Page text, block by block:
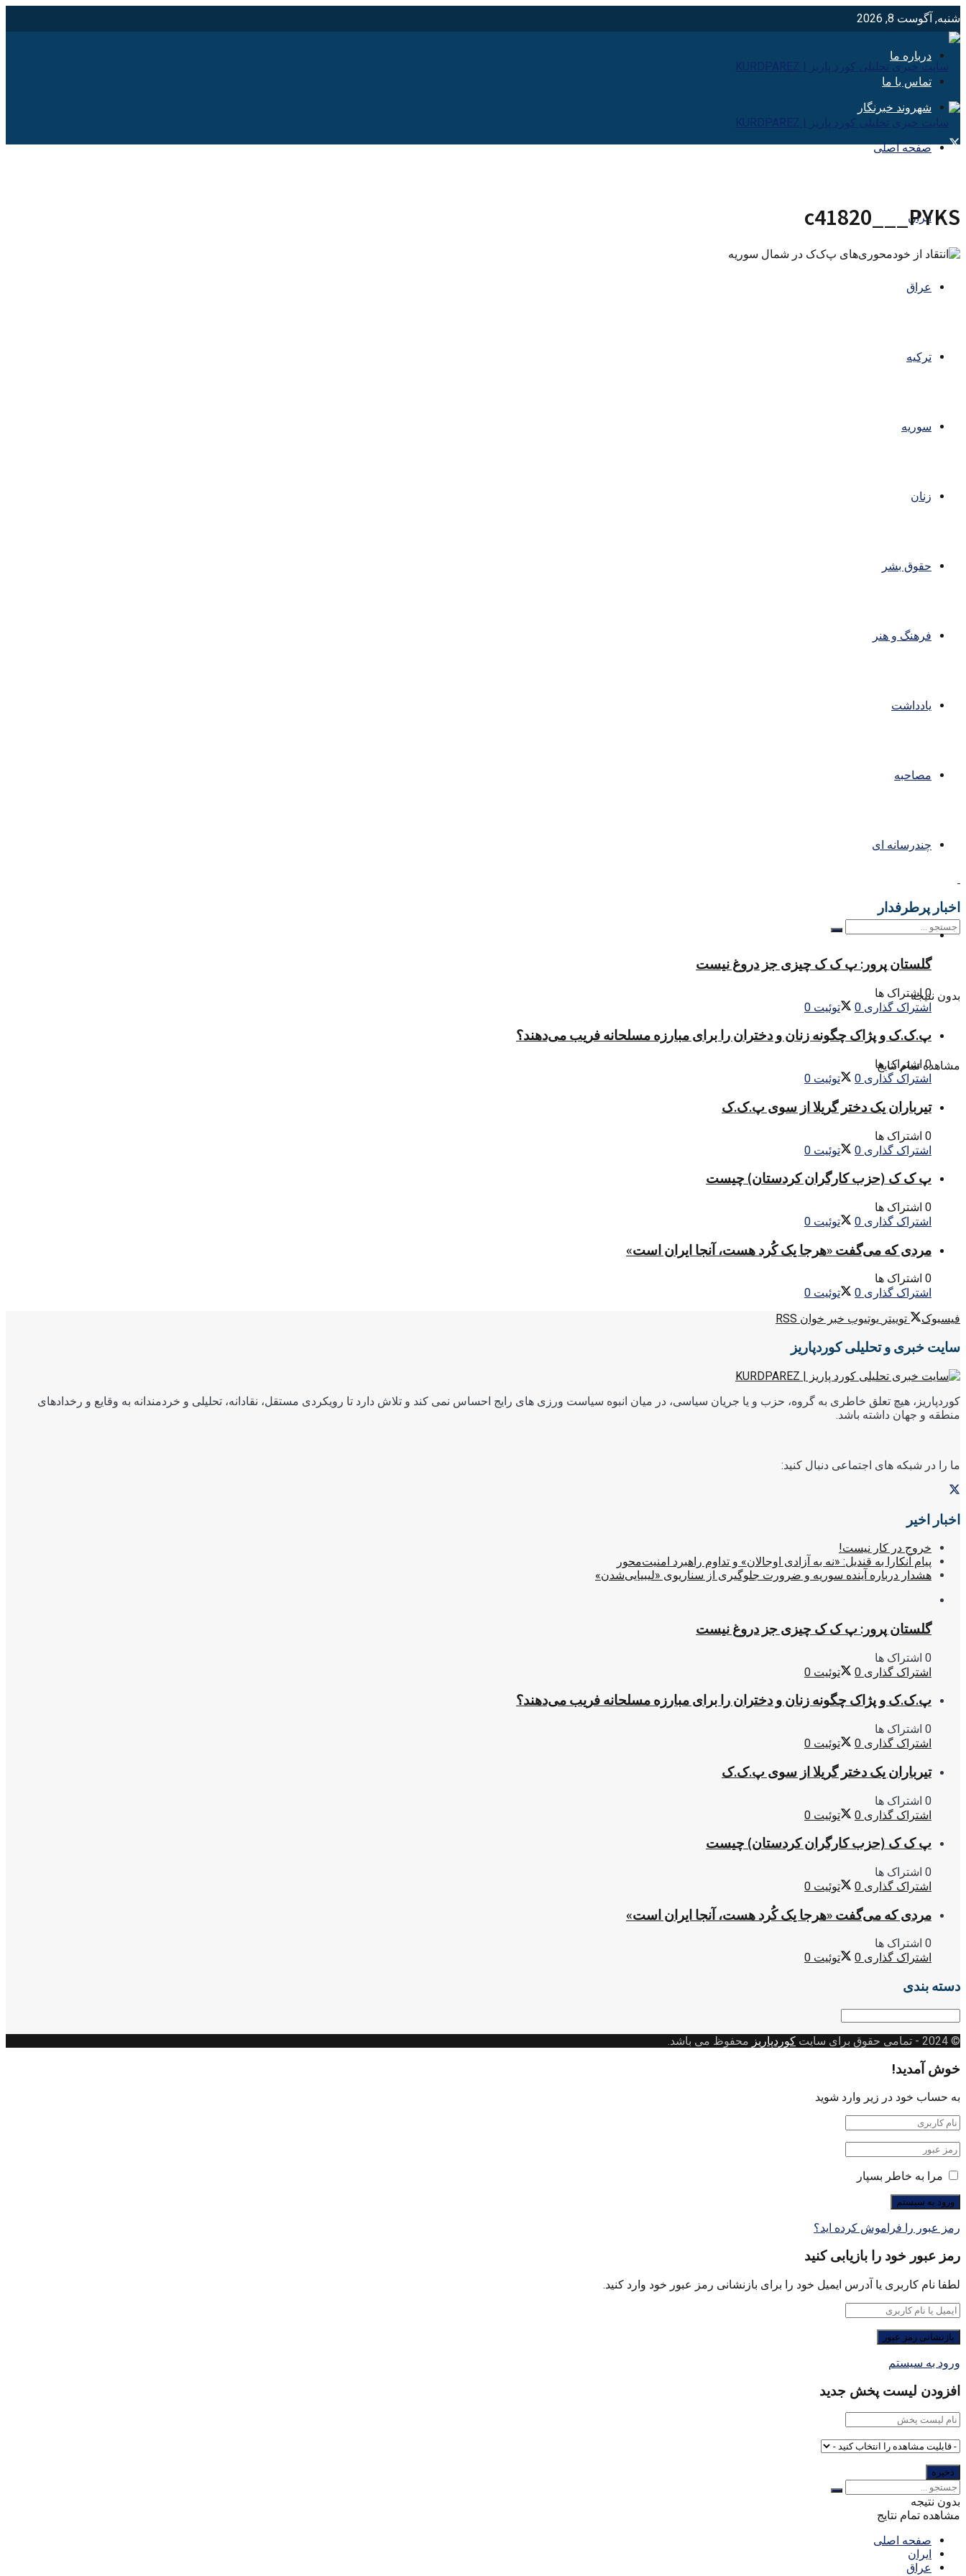
شنبه, آگوست 8, 2026
درباره ما
تماس با ما
شهروند خبرنگار
صفحه اصلی
ایران
عراق
ترکیه
سوریه
زنان
حقوق بشر
فرهنگ و هنر
یادداشت
مصاحبه
چندرسانه ای
بدون نتیجه
مشاهده تمام نتایج
c41820___PYKS
اخبار پرطرفدار
گلستان پرور: پ ک ک چیزی جز دروغ نیست
0 اشتراک ها
اشتراک گذاری 0 توئیت 0
پ.ک.ک و پژاک چگونه زنان و دختران را برای مبارزه مسلحانه فریب می‌دهند؟
0 اشتراک ها
اشتراک گذاری 0 توئیت 0
تیرباران یک دختر گریلا از سوی پ.ک.ک
0 اشتراک ها
اشتراک گذاری 0 توئیت 0
پ ک ک (حزب کارگران کردستان) چیست
0 اشتراک ها
اشتراک گذاری 0 توئیت 0
مردی که می‌گفت «هرجا یک کُرد هست، آنجا ایران است»
0 اشتراک ها
اشتراک گذاری 0 توئیت 0
فیسبوک
توییتر یوتیوب خبر خوان RSS
سایت خبری و تحلیلی کوردپاریز
کوردپاریز، هیچ تعلق خاطری به گروه، حزب و یا جریان سیاسی، در میان انبوه سیاست ورزی های رایج احساس نمی کند و تلاش دارد تا رویکردی مستقل، نقادانه، تحلیلی و خردمندانه به وقایع و رخدادهای
منطقه و جهان داشته باشد.
ما را در شبکه های اجتماعی دنبال کنید:
اخبار اخیر
خروج در کار نیست!
پیام آنکارا به قندیل: «نه به آزادی اوجالان» و تداوم راهبرد امنیت‌محور
هشدار درباره آینده سوریه و ضرورت جلوگیری از سناریوی «لیبیایی‌شدن»
گلستان پرور: پ ک ک چیزی جز دروغ نیست
0 اشتراک ها
اشتراک گذاری 0 توئیت 0
پ.ک.ک و پژاک چگونه زنان و دختران را برای مبارزه مسلحانه فریب می‌دهند؟
0 اشتراک ها
اشتراک گذاری 0 توئیت 0
تیرباران یک دختر گریلا از سوی پ.ک.ک
0 اشتراک ها
اشتراک گذاری 0 توئیت 0
پ ک ک (حزب کارگران کردستان) چیست
0 اشتراک ها
اشتراک گذاری 0 توئیت 0
مردی که می‌گفت «هرجا یک کُرد هست، آنجا ایران است»
0 اشتراک ها
اشتراک گذاری 0 توئیت 0
دسته بندی
دسته
© 2024
- تمامی حقوق برای سایت کوردپاریز محفوظ می باشد.
خوش آمدید!
به حساب خود در زیر وارد شوید
مرا به خاطر بسپار
رمز عبور را فراموش کرده اید؟
رمز عبور خود را بازیابی کنید
لطفا نام کاربری یا آدرس ایمیل خود را برای بازنشانی رمز عبور خود وارد کنید.
ورود به سیستم
افزودن لیست پخش جدید
بدون نتیجه
مشاهده تمام نتایج
صفحه اصلی
ایران
عراق